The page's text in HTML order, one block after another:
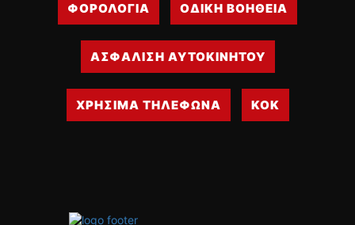
ΦΟΡΟΛΟΓΙΑ ΟΔΙΚΗ ΒΟΗΘΕΙΑ
ΑΣΦΑΛΙΣΗ ΑΥΤΟΚΙΝΗΤΟΥ
ΧΡΗΣΙΜΑ ΤΗΛΕΦΩΝΑ ΚΟΚ